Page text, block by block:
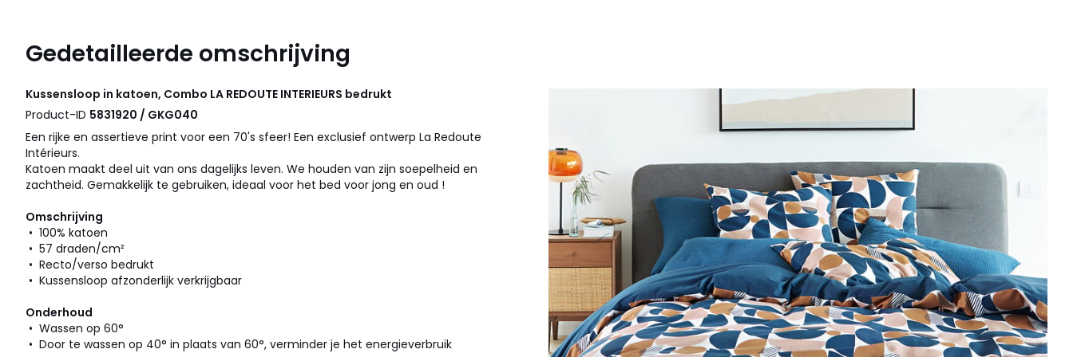
Gedetailleerde omschrijving
Kussensloop in katoen, Combo LA REDOUTE INTERIEURS bedrukt
Product-ID 5831920 / GKG040
Een rijke en assertieve print voor een 70's sfeer! Een exclusief ontwerp La Redoute
Intérieurs.
Katoen maakt deel uit van ons dagelijks leven. We houden van zijn soepelheid en
zachtheid. Gemakkelijk te gebruiken, ideaal voor het bed voor jong en oud !
Omschrijving
• 100% katoen
• 57 draden/cm²
• Recto/verso bedrukt
• Kussensloop afzonderlijk verkrijgbaar
Onderhoud
• Wassen op 60°
• Door te wassen op 40° in plaats van 60°, verminder je het energieverbruik